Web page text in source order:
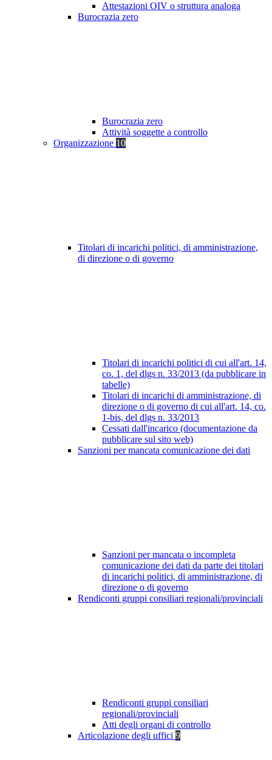
Attestazioni OIV o struttura analoga
Burocrazia zero
Burocrazia zero
Attività soggette a controllo
Organizzazione 10
Titolari di incarichi politici, di amministrazione,
di direzione o di governo
Titolari di incarichi politici di cui all'art. 14,
co. 1, del dlgs n. 33/2013 (da pubblicare in
tabelle)
Titolari di incarichi di amministrazione, di
direzione o di governo di cui all'art. 14, co.
1-bis, del dlgs n. 33/2013
Cessati dall'incarico (documentazione da
pubblicare sul sito web)
Sanzioni per mancata comunicazione dei dati
Sanzioni per mancata o incompleta
comunicazione dei dati da parte dei titolari
di incarichi politici, di amministrazione, di
direzione o di governo
Rendiconti gruppi consiliari regionali/provinciali
Rendiconti gruppi consiliari
regionali/provinciali
Atti degli organi di controllo
Articolazione degli uffici 9